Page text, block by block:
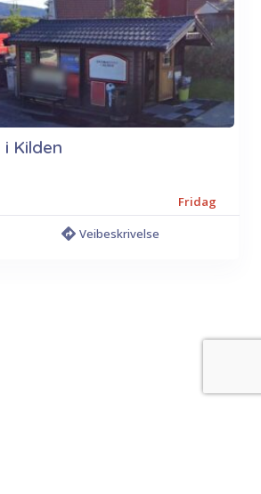
Kilden
Fridag
Veibeskrivelse